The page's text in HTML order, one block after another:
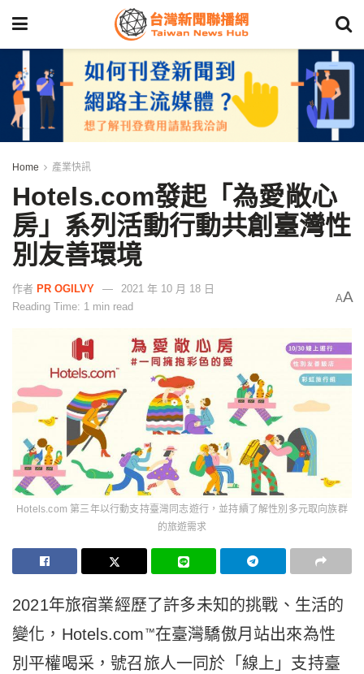
Home 產業快訊
Hotels.com發起「為愛敞心
房」系列活動行動共創臺灣性
別友善環境
作者 PR OGILVY
2021 年 10 月 18 日
Reading Time: 1 min read
AA
Hotels.com 第三年以行動支持臺灣同志遊行，並持續了解性別多元取向族群
的旅遊需求
2021年旅宿業經歷了許多未知的挑戰、生活的
變化，Hotels.com ™在臺灣驕傲月站出來為性
別平權喝采，號召旅人一同於「線上」支持臺